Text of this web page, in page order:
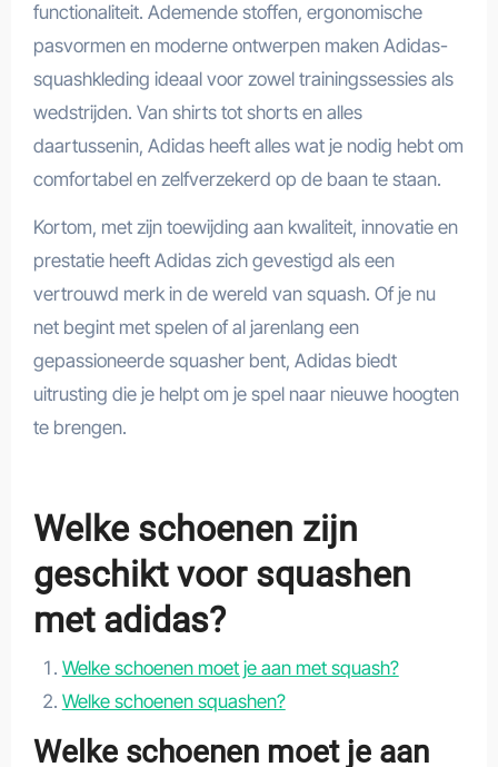
functionaliteit. Ademende stoffen, ergonomische
pasvormen en moderne ontwerpen maken Adidas-
squashkleding ideaal voor zowel trainingssessies als
wedstrijden. Van shirts tot shorts en alles
daartussenin, Adidas heeft alles wat je nodig hebt om
comfortabel en zelfverzekerd op de baan te staan.
Kortom, met zijn toewijding aan kwaliteit, innovatie en
prestatie heeft Adidas zich gevestigd als een
vertrouwd merk in de wereld van squash. Of je nu
net begint met spelen of al jarenlang een
gepassioneerde squasher bent, Adidas biedt
uitrusting die je helpt om je spel naar nieuwe hoogten
te brengen.
Welke schoenen zijn
geschikt voor squashen
met adidas?
Welke schoenen moet je aan met squash?
Welke schoenen squashen?
Welke schoenen moet je aan